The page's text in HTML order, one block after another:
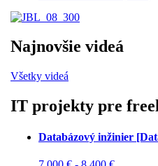
Najnovšie videá
Všetky videá
IT projekty pre
Databázový inžinier